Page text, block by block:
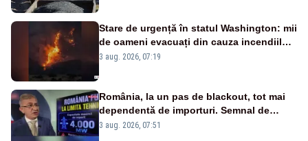
Stare de urgență în statul Washington: mii
de oameni evacuați din cauza incendiilor
puternice de vegetație
3 aug. 2026, 07:19
România, la un pas de blackout, tot mai
dependentă de importuri. Semnal de
alarmă tras de un expert în energie
3 aug. 2026, 07:51